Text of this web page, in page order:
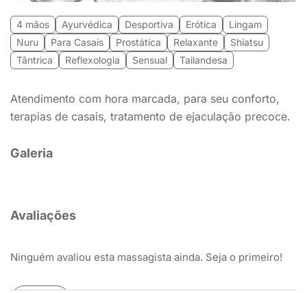
4 mãos Ayurvédica Desportiva Erótica
Lingam
Nuru
Para Casais Prostática Relaxante
Shiatsu
Tântrica
Reflexologia Sensual Tailandesa
Atendimento com hora marcada, para seu conforto,
terapias de casais, tratamento de ejaculação precoce.
Galeria
Avaliações
Ninguém avaliou esta massagista ainda. Seja o primeiro!